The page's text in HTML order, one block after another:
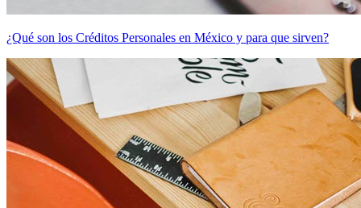
¿Qué son los Créditos Personales en México y para que sirven?